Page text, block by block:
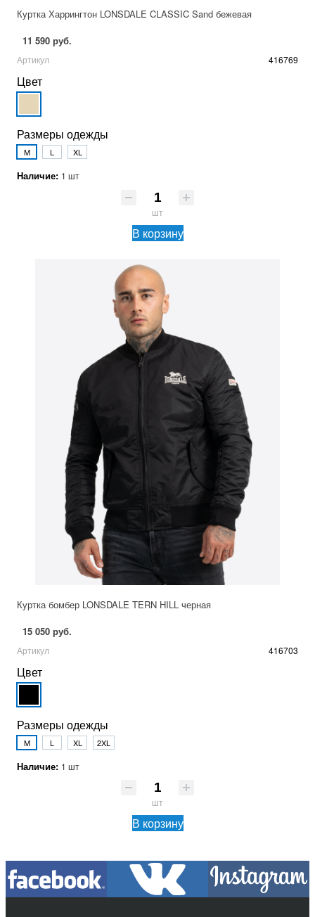
Куртка Харрингтон LONSDALE CLASSIC Sand бежевая
11 590 руб.
Артикул 416769
Цвет
Размеры одежды
M L XL
Наличие: 1 шт
шт
В корзину
Куртка бомбер LONSDALE TERN HILL черная
15 050 руб.
Артикул 416703
Цвет
Размеры одежды
M L XL 2XL
Наличие: 1 шт
шт
В корзину